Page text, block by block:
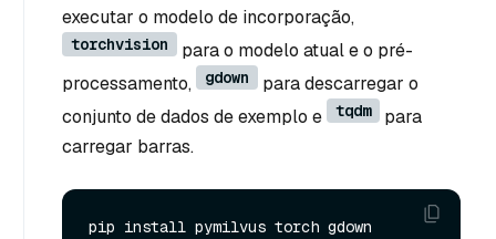
executar o modelo de incorporação,
torchvision
para o modelo atual e o pré-
processamento,
gdown
para descarregar o
conjunto de dados de exemplo e
tqdm
para
carregar barras.
pip install pymilvus torch gdown